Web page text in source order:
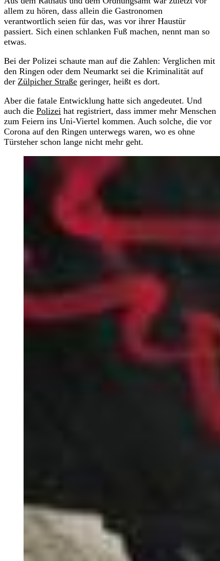
allem zu hören, dass allein die Gastronomen
verantwortlich seien für das, was vor ihrer Haustür
passiert. Sich einen schlanken Fuß machen, nennt man so
etwas.
Bei der Polizei schaute man auf die Zahlen: Verglichen mit
den Ringen oder dem Neumarkt sei die Kriminalität auf
der Zülpicher Straße geringer, heißt es dort.
Aber die fatale Entwicklung hatte sich angedeutet. Und
auch die Polizei hat registriert, dass immer mehr Menschen
zum Feiern ins Uni-Viertel kommen. Auch solche, die vor
Corona auf den Ringen unterwegs waren, wo es ohne
Türsteher schon lange nicht mehr geht.